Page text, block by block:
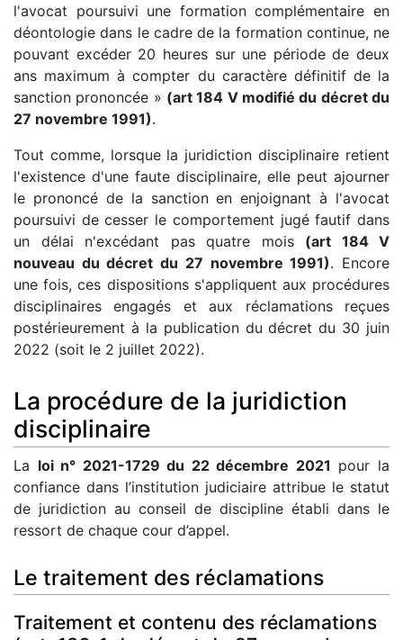
l'avocat poursuivi une formation complémentaire en
déontologie dans le cadre de la formation continue, ne
pouvant excéder 20 heures sur une période de deux
ans maximum à compter du caractère définitif de la
sanction prononcée » (art 184 V modifié du décret du
27 novembre 1991).
Tout comme, lorsque la juridiction disciplinaire retient
l'existence d'une faute disciplinaire, elle peut ajourner
le prononcé de la sanction en enjoignant à l'avocat
poursuivi de cesser le comportement jugé fautif dans
un délai n'excédant pas quatre mois (art 184 V
nouveau du décret du 27 novembre 1991). Encore
une fois, ces dispositions s'appliquent aux procédures
disciplinaires engagés et aux réclamations reçues
postérieurement à la publication du décret du 30 juin
2022 (soit le 2 juillet 2022).
La procédure de la juridiction
disciplinaire
La loi n° 2021-1729 du 22 décembre 2021 pour la
confiance dans l’institution judiciaire attribue le statut
de juridiction au conseil de discipline établi dans le
ressort de chaque cour d’appel.
Le traitement des réclamations
Traitement et contenu des réclamations